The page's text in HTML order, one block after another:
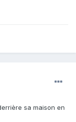
sa maison en